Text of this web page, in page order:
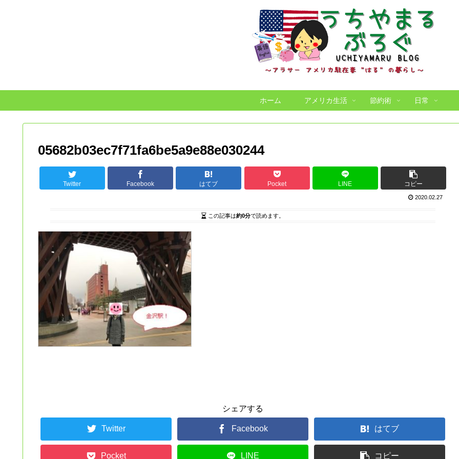
ホーム アメリカ生活 節約術 日常
05682b03ec7f71fa6be5a9e88e030244
Twitter Facebook はてブ Pocket LINE コピー
2020.02.27
この記事は約0分で読めます。
シェアする
Twitter Facebook はてブ
Pocket LINE コピー